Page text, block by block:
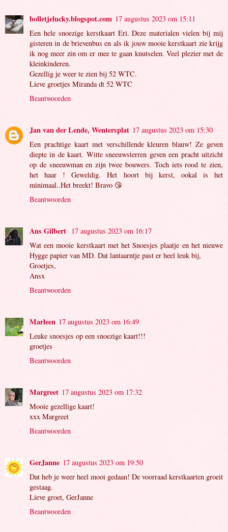
bolletjelucky.blogspot.com 17 augustus 2023 om 15:11
Een hele snoezige kerstkaart Eri. Deze materialen vielen bij mij
gisteren in de brievenbus en als ik jouw mooie kerstkaart zie krijg
ik nog meer zin om er mee te gaan knutselen. Veel plezier met de
kleinkinderen.
Gezellig je weer te zien bij 52 WTC.
Lieve groetjes Miranda dt 52 WTC
Beantwoorden
Jan van der Lende, Wentersplat 17 augustus 2023 om 15:30
Een prachtige kaart met verschillende kleuren blauw! Ze geven
diepte in de kaart. Witte sneeuwsterren geven een pracht uitzicht
op de sneeuwman en zijn twee bouwers. Toch iets rood te zien,
het haar ! Geweldig. Het hoort bij kerst, ookal is het
minimaal..Het breekt! Bravo 😘
Beantwoorden
Ans Gilbert 17 augustus 2023 om 16:17
Wat een mooie kerstkaart met het Snoesjes plaatje en het nieuwe
Hygge papier van MD. Dat lantaarntje past er heel leuk bij,
Groetjes,
Ansx
Beantwoorden
Marleen 17 augustus 2023 om 16:49
Leuke snoesjes op een snoezige kaart!!!
groetjes
Beantwoorden
Margreet 17 augustus 2023 om 17:32
Mooie gezellige kaart!
xxx Margreet
Beantwoorden
GerJanne 17 augustus 2023 om 19:50
Dat heb je weer heel mooi gedaan! De voorraad kerstkaarten groeit
gestaag.
Lieve groet, GerJanne
Beantwoorden